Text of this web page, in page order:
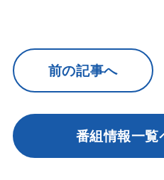
前の記事へ
番組情報一覧